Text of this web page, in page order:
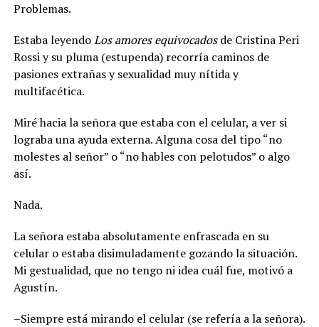
Problemas.
Estaba leyendoLos amores equivocadosde Cristina Peri
Rossi y su pluma (estupenda) recorría caminos de
pasiones extrañas y sexualidad muy nítida y
multifacética.
Miré hacia la señora que estaba con el celular, a ver si
lograba una ayuda externa. Alguna cosa del tipo “no
molestes al señor” o “no hables con pelotudos” o algo
así.
Nada.
La señora estaba absolutamente enfrascada en su
celular o estaba disimuladamente gozando la situación.
Mi gestualidad, que no tengo ni idea cuál fue, motivó a
Agustín.
–Siempre está mirando el celular (se refería a la señora).